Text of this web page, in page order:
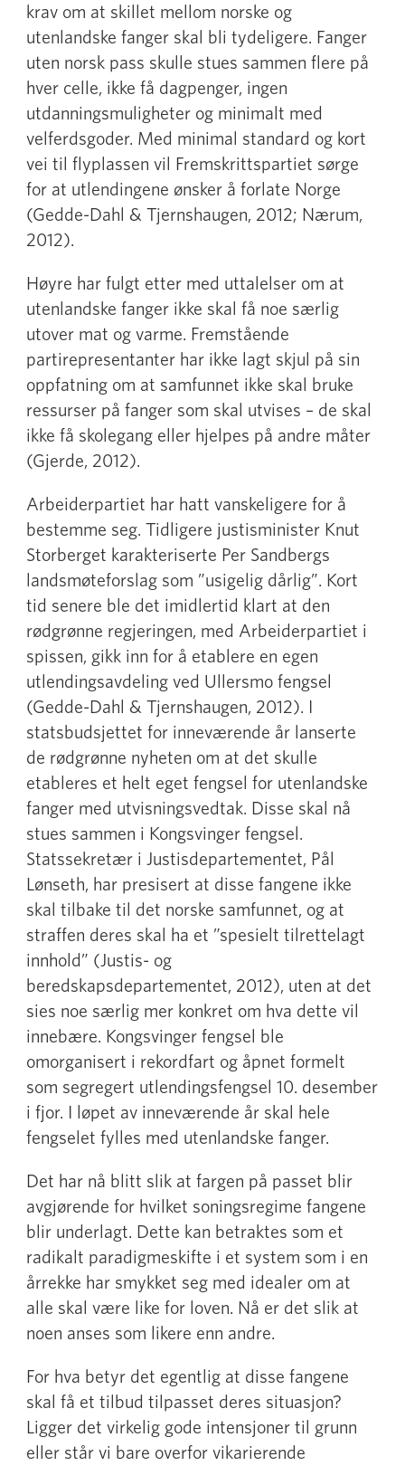
krav om at skillet mellom norske og
utenlandske fanger skal bli tydeligere. Fanger
uten norsk pass skulle stues sammen flere på
hver celle, ikke få dagpenger, ingen
utdanningsmuligheter og minimalt med
velferdsgoder. Med minimal standard og kort
vei til flyplassen vil Fremskrittspartiet sørge
for at utlendingene ønsker å forlate Norge
(Gedde-Dahl & Tjernshaugen, 2012; Nærum,
2012).
Høyre har fulgt etter med uttalelser om at
utenlandske fanger ikke skal få noe særlig
utover mat og varme. Fremstående
partirepresentanter har ikke lagt skjul på sin
oppfatning om at samfunnet ikke skal bruke
ressurser på fanger som skal utvises – de skal
ikke få skolegang eller hjelpes på andre måter
(Gjerde, 2012).
Arbeiderpartiet har hatt vanskeligere for å
bestemme seg. Tidligere justisminister Knut
Storberget karakteriserte Per Sandbergs
landsmøteforslag som ”usigelig dårlig”. Kort
tid senere ble det imidlertid klart at den
rødgrønne regjeringen, med Arbeiderpartiet i
spissen, gikk inn for å etablere en egen
utlendingsavdeling ved Ullersmo fengsel
(Gedde-Dahl & Tjernshaugen, 2012). I
statsbudsjettet for inneværende år lanserte
de rødgrønne nyheten om at det skulle
etableres et helt eget fengsel for utenlandske
fanger med utvisningsvedtak. Disse skal nå
stues sammen i Kongsvinger fengsel.
Statssekretær i Justisdepartementet, Pål
Lønseth, har presisert at disse fangene ikke
skal tilbake til det norske samfunnet, og at
straffen deres skal ha et ”spesielt tilrettelagt
innhold” (Justis- og
beredskapsdepartementet, 2012), uten at det
sies noe særlig mer konkret om hva dette vil
innebære. Kongsvinger fengsel ble
omorganisert i rekordfart og åpnet formelt
som segregert utlendingsfengsel 10. desember
i fjor. I løpet av inneværende år skal hele
fengselet fylles med utenlandske fanger.
Det har nå blitt slik at fargen på passet blir
avgjørende for hvilket soningsregime fangene
blir underlagt. Dette kan betraktes som et
radikalt paradigmeskifte i et system som i en
årrekke har smykket seg med idealer om at
alle skal være like for loven. Nå er det slik at
noen anses som likere enn andre.
For hva betyr det egentlig at disse fangene
skal få et tilbud tilpasset deres situasjon?
Ligger det virkelig gode intensjoner til grunn
eller står vi bare overfor vikarierende